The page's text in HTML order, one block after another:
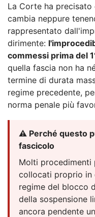
La Corte ha precisato
cambia neppure
rappresentato
dirimente:
commessi prima del
quella fascia non ha
termine di durata
regime precedente,
norma penale più
⚠️ Perché questo
fascicolo
Molti procedimenti
collocati proprio in
regime del blocco
della sospensione
ancora pendente